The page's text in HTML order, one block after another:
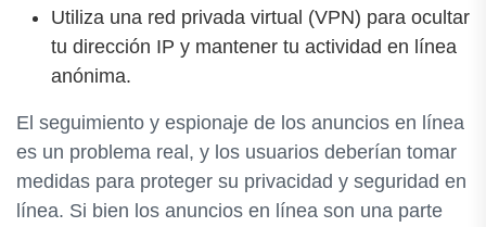
Utiliza una red privada virtual (VPN) para ocultar
tu dirección IP y mantener tu actividad en línea
anónima.
El seguimiento y espionaje de los anuncios en línea
es un problema real, y los usuarios deberían tomar
medidas para proteger su privacidad y seguridad en
línea. Si bien los anuncios en línea son una parte